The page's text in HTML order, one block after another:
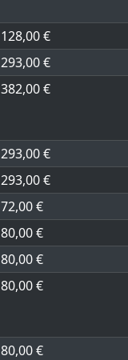
128,00 €
293,00 €
382,00 €
293,00 €
293,00 €
72,00 €
80,00 €
80,00 €
80,00 €
80,00 €